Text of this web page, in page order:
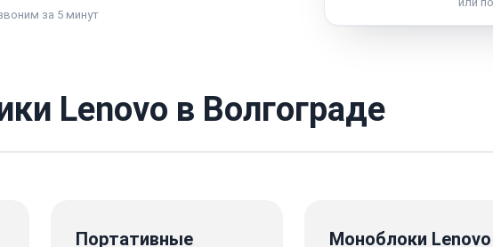
за 5 минут
Lenovo в Волгограде
Портативные
Моноблоки Lenovo